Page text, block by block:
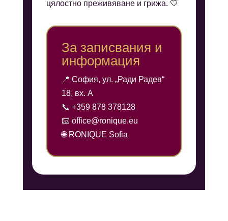
цялостно преживяване и грижа. 🤍
За записвания и
информация
📍 София, ул. „Ради Радев“
18, вх. А
📞 +359 878 378128
📧 office@ronique.eu
🌐 RONIQUE Sofia